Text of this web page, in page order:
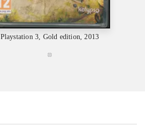
Playstation 3, Gold edition, 2013